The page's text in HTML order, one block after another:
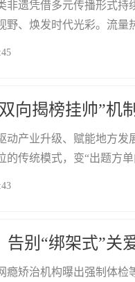
非遗凭借多元传播形式持
野、焕发时代光彩。流
向揭榜挂帅”机
动产业升级、赋能地方发
的传统模式，变“出题方
告别“绑架式”关
瘾矫治机构曝出强制体